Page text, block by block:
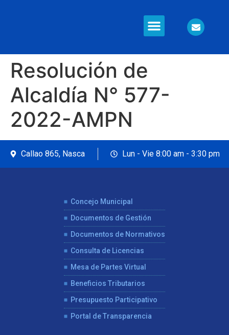
Resolución de
Alcaldía N° 577-
2022-AMPN
Callao 865, Nasca Lun - Vie 8:00 am - 3:30 pm
Concejo Municipal
Documentos de Gestión
Documentos de Normativos
Consulta de Licencias
Mesa de Partes Virtual
Beneficios Tributarios
Presupuesto Participativo
Portal de Transparencia